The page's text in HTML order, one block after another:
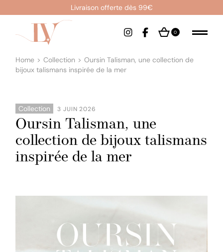
Livraison offerte dès 99€
0
Home Collection
Oursin Talisman, une collection de
bijoux talismans inspirée de la mer
Collection 3 JUIN 2026
Oursin Talisman, une
collection de bijoux talismans
inspirée de la mer